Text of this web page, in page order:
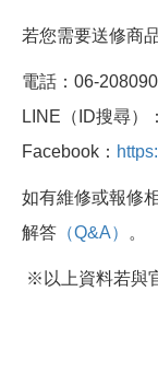
若您需要送修商
電話：06-
LINE（ID搜尋）：
Facebook：
如有維修或報修
解答 （Q&A） 。
※以上資料若與